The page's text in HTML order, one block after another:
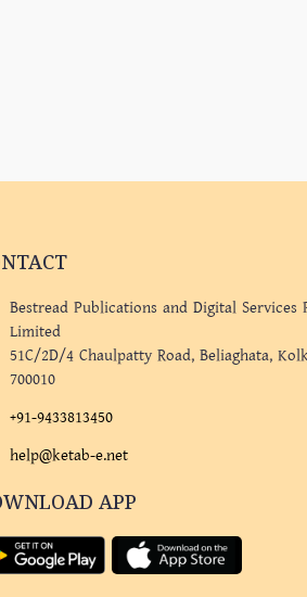
Bestread Publications and Digital Services
Limited
51C/2D/4 Chaulpatty Road, Beliaghata,
700010
+91-9433813450
help@ketab-e.net
APP